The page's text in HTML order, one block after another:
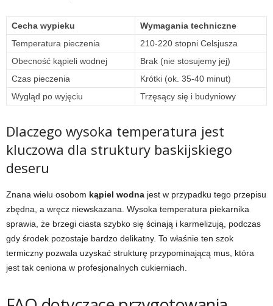
Cecha wypieku
Wymagania techniczne
Temperatura pieczenia
210-220 stopni Celsjusza
Obecność kąpieli wodnej
Brak (nie stosujemy jej)
Czas pieczenia
Krótki (ok. 35-40 minut)
Wygląd po wyjęciu
Trzęsący się i budyniowy
Dlaczego wysoka temperatura jest
kluczowa dla struktury baskijskiego
deseru
Znana wielu osobom kąpiel wodna jest w przypadku tego przepisu
zbędna, a wręcz niewskazana. Wysoka temperatura piekarnika
sprawia, że brzegi ciasta szybko się ścinają i karmelizują, podczas
gdy środek pozostaje bardzo delikatny. To właśnie ten szok
termiczny pozwala uzyskać strukturę przypominającą mus, która
jest tak ceniona w profesjonalnych cukierniach.